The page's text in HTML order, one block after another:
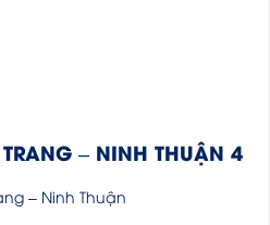
– NINH THUẬN 4
– Ninh Thuận